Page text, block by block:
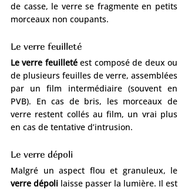
de casse, le verre se fragmente en petits
morceaux non coupants.
Le verre feuilleté
Le verre feuilleté est composé de deux ou
de plusieurs feuilles de verre, assemblées
par un film intermédiaire (souvent en
PVB). En cas de bris, les morceaux de
verre restent collés au film, un vrai plus
en cas de tentative d’intrusion.
Le verre dépoli
verre dépoli laisse passer la lumière. Il est